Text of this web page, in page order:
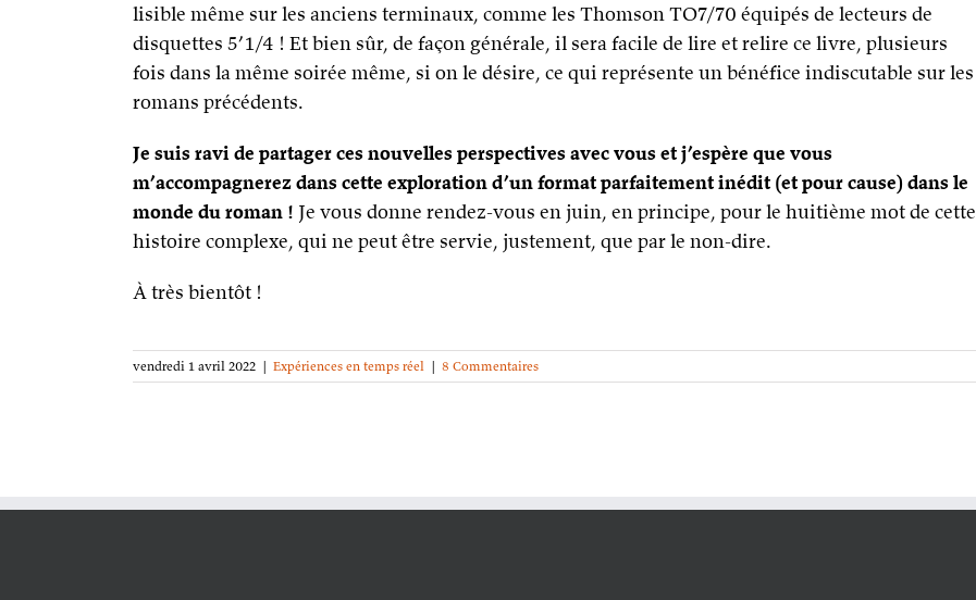
lisible même sur les anciens terminaux, comme les Thomson TO7/70 équipés de lecteurs de
disquettes 5’1/4 ! Et bien sûr, de façon générale, il sera facile de lire et relire ce livre, plusieurs
fois dans la même soirée même, si on le désire, ce qui représente un bénéfice indiscutable sur les
romans précédents.
Je suis ravi de partager ces nouvelles perspectives avec vous et j’espère que vous
m’accompagnerez dans cette exploration d’un format parfaitement inédit (et pour cause) dans le
monde du roman ! Je vous donne rendez-vous en juin, en principe, pour le huitième mot de cette
histoire complexe, qui ne peut être servie, justement, que par le non-dire.
À très bientôt !
vendredi 1 avril 2022 | Expériences en temps réel | 8 Commentaires